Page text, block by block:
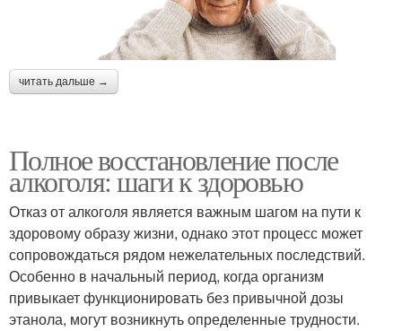
читать дальше →
Полное восстановление после
алкоголя: шаги к здоровью
Отказ от алкоголя является важным шагом на пути к
здоровому образу жизни, однако этот процесс может
сопровождаться рядом нежелательных последствий.
Особенно в начальный период, когда организм
привыкает функционировать без привычной дозы
этанола, могут возникнуть определенные трудности.